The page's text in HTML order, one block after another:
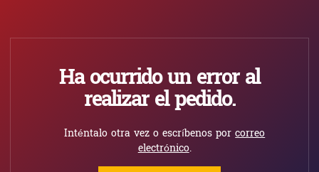
Ha ocurrido un error al
realizar el pedido.
Inténtalo otra vez o escríbenos porcorreo
electrónico.